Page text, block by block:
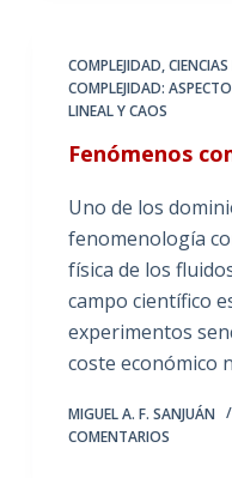
COMPLEJIDAD,
COMPLEJIDAD:
LINEAL Y CAOS
Fenómenos
Uno de los
fenomenología
física de los
campo científico
experimentos
coste económico
MIGUEL A. F. SANJUÁN
COMENTARIOS